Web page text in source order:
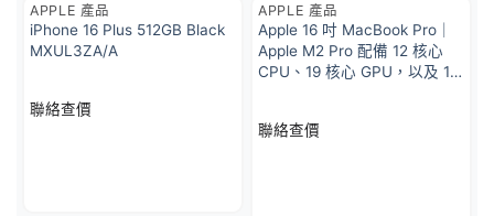
APPLE 產品
iPhone 16 Plus 512GB Black
MXUL3ZA/A
聯絡查價
APPLE 產品
Apple 16 吋 MacBook Pro｜
Apple M2 Pro 配備 12 核心
CPU、19 核心 GPU，以及 16
聯絡查價